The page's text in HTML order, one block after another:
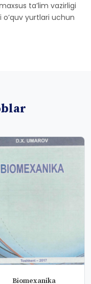
taʼlim vazirligi
yurtlari uchun
Biomexanika